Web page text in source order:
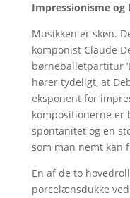
Impressionisme og
Musikken er skøn.
komponist Claude
børneballetpartitur
hører tydeligt, at
eksponent for
kompositionerne er
spontanitet og en
som man nemt kan
En af de to
porcelænsdukke